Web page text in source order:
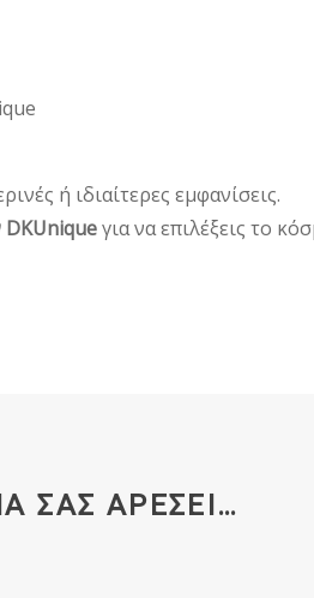
ή ιδιαίτερες εμφανίσεις.
για να επιλέξεις το
ΣΑΣ ΑΡΈΣΕΙ…